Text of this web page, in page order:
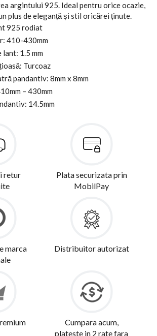
argintului 925. Ideal pentru orice ocazie,
plus de eleganță și stil oricărei ținute.
925 rodiat
410-430mm
1.5 mm
Turcoaz
pandantiv: 8mm x 8mm
– 430mm
14.5mm
retur
Plata securizata prin
MobilPay
marca
Distribuitor autorizat
Cumpara acum,
plateste in 2 rate fara